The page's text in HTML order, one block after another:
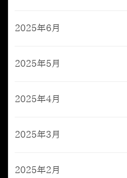
2025年6月
2025年5月
2025年4月
2025年3月
2025年2月